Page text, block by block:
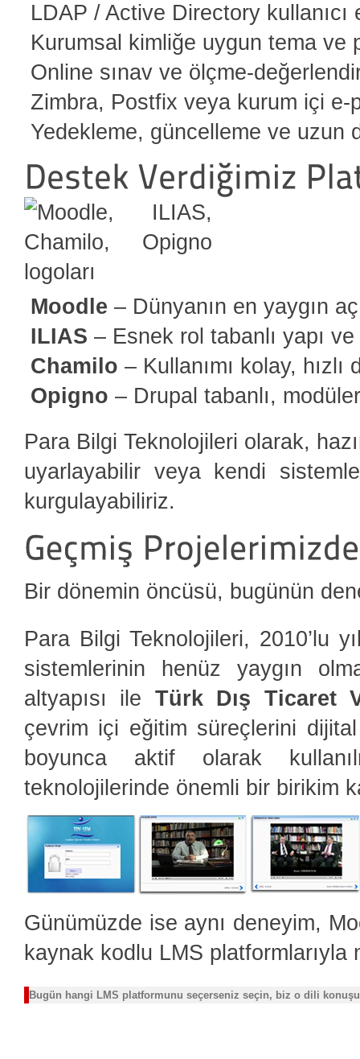
LDAP / Active Directory kullanıcı
Kurumsal kimliğe uygun tema ve
Online sınav ve ölçme-
Zimbra, Postfix veya kurum içi
Yedekleme, güncelleme ve uzun
Moodle – Dünyanın en yaygın
ILIAS – Esnek rol tabanlı yapı
Chamilo – Kullanımı kolay,
Opigno – Drupal tabanlı,
Para Bilgi Teknolojileri olarak,
uyarlayabilir veya kendi
kurgulayabiliriz.
Bir dönemin öncüsü, bugünün
Para Bilgi Teknolojileri, 2010’lu
sistemlerinin henüz yaygın
altyapısı ile Türk Dış Ticaret
çevrim içi eğitim süreçlerini
boyunca aktif olarak
teknolojilerinde önemli bir birikim
Günümüzde ise aynı deneyim,
kaynak kodlu LMS
Bugün hangi LMS platformunu seçerseniz seçin, biz o dili